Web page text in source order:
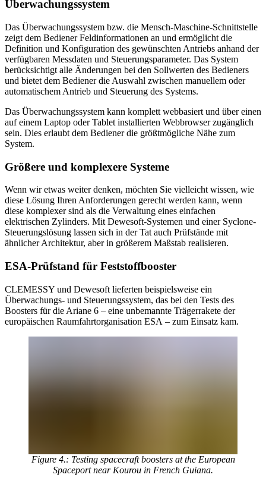
Überwachungssystem
Das Überwachungssystem bzw. die Mensch-Maschine-Schnittstelle
zeigt dem Bediener Feldinformationen an und ermöglicht die
Definition und Konfiguration des gewünschten Antriebs anhand der
verfügbaren Messdaten und Steuerungsparameter. Das System
berücksichtigt alle Änderungen bei den Sollwerten des Bedieners
und bietet dem Bediener die Auswahl zwischen manuellem oder
automatischem Antrieb und Steuerung des Systems.
Das Überwachungssystem kann komplett webbasiert und über einen
auf einem Laptop oder Tablet installierten Webbrowser zugänglich
sein. Dies erlaubt dem Bediener die größtmögliche Nähe zum
System.
Größere und komplexere Systeme
Wenn wir etwas weiter denken, möchten Sie vielleicht wissen, wie
diese Lösung Ihren Anforderungen gerecht werden kann, wenn
diese komplexer sind als die Verwaltung eines einfachen
elektrischen Zylinders. Mit Dewesoft-Systemen und einer Syclone-
Steuerungslösung lassen sich in der Tat auch Prüfstände mit
ähnlicher Architektur, aber in größerem Maßstab realisieren.
ESA-Prüfstand für Feststoffbooster
CLEMESSY und Dewesoft lieferten beispielsweise ein
Überwachungs- und Steuerungssystem, das bei den Tests des
Boosters für die Ariane 6 – eine unbemannte Trägerrakete der
europäischen Raumfahrtorganisation ESA – zum Einsatz kam.
Figure 4.: Testing spacecraft boosters at the European
Spaceport near Kourou in French Guiana.